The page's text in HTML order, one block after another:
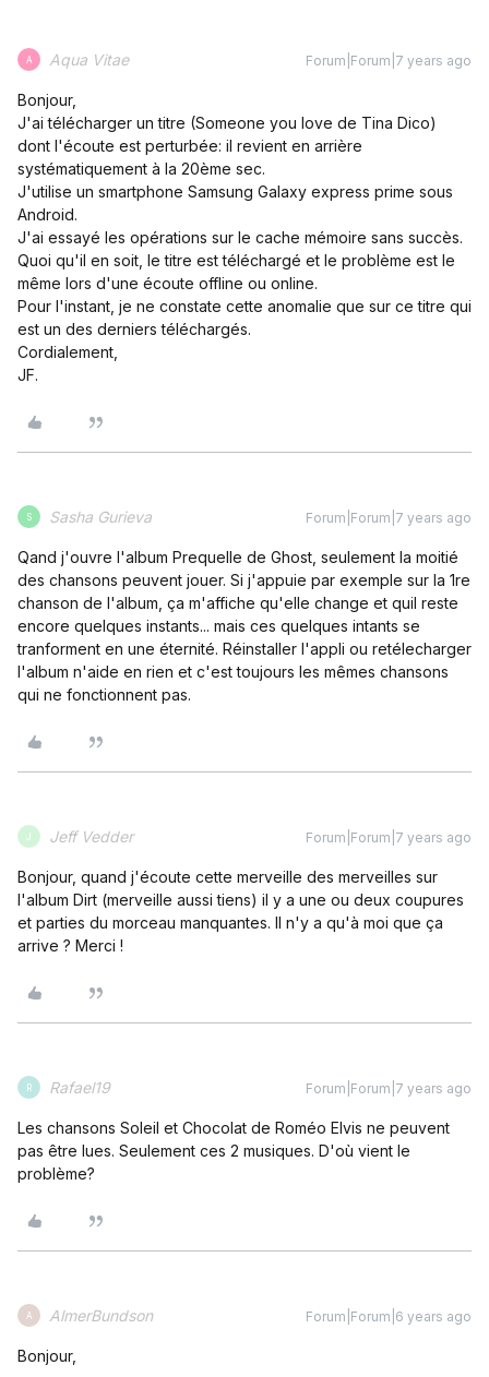
A Aqua Vitae Forum|Forum|7 years ago
Bonjour,
J'ai télécharger un titre (Someone you love de Tina Dico)
dont l'écoute est perturbée: il revient en arrière
systématiquement à la 20ème sec.
J'utilise un smartphone Samsung Galaxy express prime sous
Android.
J'ai essayé les opérations sur le cache mémoire sans succès.
Quoi qu'il en soit, le titre est téléchargé et le problème est le
même lors d'une écoute offline ou online.
Pour l'instant, je ne constate cette anomalie que sur ce titre qui
est un des derniers téléchargés.
Cordialement,
JF.
S Sasha Gurieva Forum|Forum|7 years ago
Qand j'ouvre l'album Prequelle de Ghost, seulement la moitié
des chansons peuvent jouer. Si j'appuie par exemple sur la 1re
chanson de l'album, ça m'affiche qu'elle change et quil reste
encore quelques instants... mais ces quelques intants se
tranforment en une éternité. Réinstaller l'appli ou retélecharger
l'album n'aide en rien et c'est toujours les mêmes chansons
qui ne fonctionnent pas.
J Jeff Vedder Forum|Forum|7 years ago
Bonjour, quand j'écoute cette merveille des merveilles sur
l'album Dirt (merveille aussi tiens) il y a une ou deux coupures
et parties du morceau manquantes. Il n'y a qu'à moi que ça
arrive ? Merci !
R Rafael19 Forum|Forum|7 years ago
Les chansons Soleil et Chocolat de Roméo Elvis ne peuvent
pas être lues. Seulement ces 2 musiques. D'où vient le
problème?
A AlmerBundson Forum|Forum|6 years ago
Bonjour,